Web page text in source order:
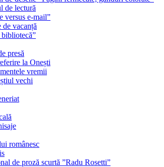
de lectură
versus e-mail”
vacanță
presă
la Onești
vremii
vechi
românesc
de proză scurtă ”Radu Rosetti”